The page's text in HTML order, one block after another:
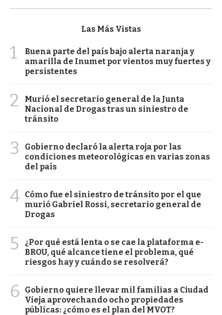
Las Más Vistas
1
Buena parte del país bajo alerta naranja y
amarilla de Inumet por vientos muy fuertes y
persistentes
2
Murió el secretario general de la Junta
Nacional de Drogas tras un siniestro de
tránsito
3
Gobierno declaró la alerta roja por las
condiciones meteorológicas en varias zonas
del país
4 Cómo fue el siniestro de tránsito por el que
murió Gabriel Rossi, secretario general de
Drogas
5
¿Por qué está lenta o se cae la plataforma e-
BROU, qué alcance tiene el problema, qué
riesgos hay y cuándo se resolverá?
6
Gobierno quiere llevar mil familias a Ciudad
Vieja aprovechando ocho propiedades
públicas: ¿cómo es el plan del MVOT?